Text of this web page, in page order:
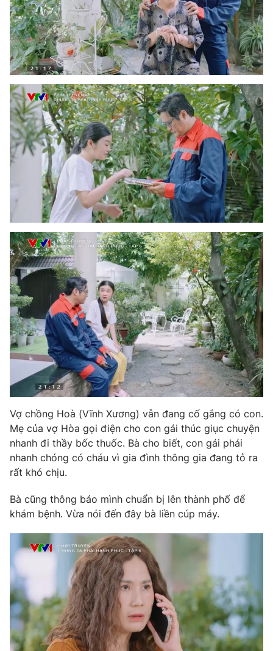
Vợ chồng Hoà (Vĩnh Xương) vẫn đang cố gắng có con.
Mẹ của vợ Hòa gọi điện cho con gái thúc giục chuyện
nhanh đi thầy bốc thuốc. Bà cho biết, con gái phải
nhanh chóng có cháu vì gia đình thông gia đang tỏ ra
rất khó chịu.
Bà cũng thông báo mình chuẩn bị lên thành phố để
khám bệnh. Vừa nói đến đây bà liền cúp máy.